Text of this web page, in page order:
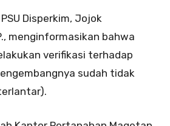
Disperkim, Jojok
menginformasikan bahwa
verifikasi terhadap
sudah tidak